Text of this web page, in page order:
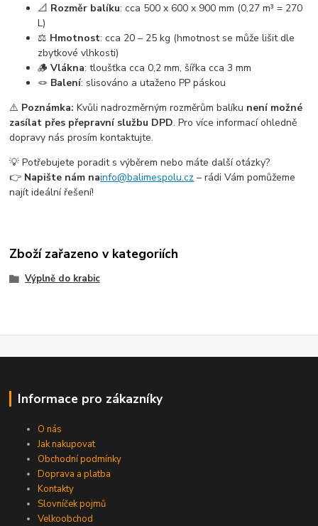
📐 Rozměr balíku: cca 500 x 600 x 900 mm (0,27 m³ = 270
L)
⚖️ Hmotnost: cca 20 – 25 kg (hmotnost se může lišit dle
zbytkové vlhkosti)
🪵Vlákna: tloušťka cca 0,2 mm, šířka cca 3 mm
🪢 Balení: slisováno a utaženo PP páskou
⚠️ Poznámka: Kvůli nadrozměrným rozměrům balíku není možné
zasílat přes přepravní službu DPD. Pro více informací ohledně
dopravy nás prosím kontaktujte.
💡 Potřebujete poradit s výběrem nebo máte další otázky?
👉 Napište nám nainfo@balimespolu.cz – rádi Vám pomůžeme
najít ideální řešení!
Zboží zařazeno v kategoriích
Výplně do krabic
Informace pro zákazníky
O nás
Jak nakupovat
Obchodní podmínky
Doprava a platba
Kontakty
Slovníček pojmů
Velkoobchod